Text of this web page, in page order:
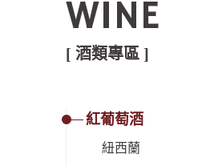
WINE
[ 酒類專區 ]
紅葡萄酒
紐西蘭